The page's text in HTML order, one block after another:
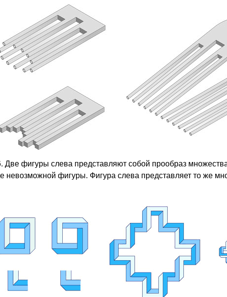
Две фигуры слева представляют собой прообраз
невозможной фигуры. Фигура слева представляет то же